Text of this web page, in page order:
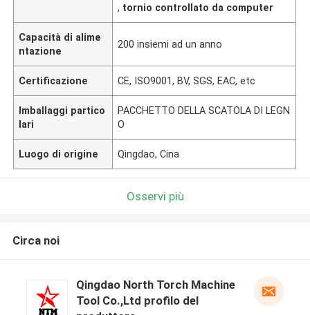
, tornio controllato da computer
Capacità di alime
ntazione
200 insiemi ad un anno
Certificazione CE, ISO9001, BV, SGS, EAC, etc
Imballaggi partico
lari
PACCHETTO DELLA SCATOLA DI LEGN
O
Luogo di origine Qingdao, Cina
Osservi più
Circa noi
Qingdao North Torch Machine
Tool Co.,Ltd profilo del